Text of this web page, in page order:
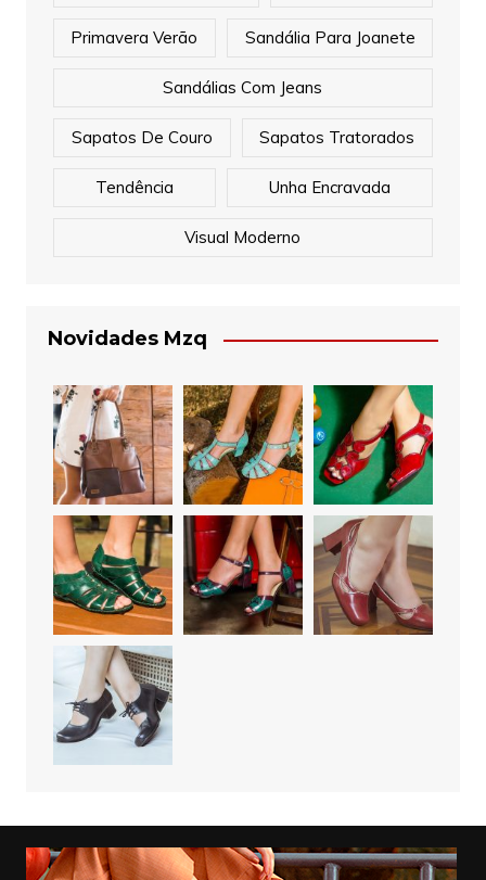
Primavera Verão Sandália Para Joanete
Sandálias Com Jeans
Sapatos De Couro Sapatos Tratorados
Tendência Unha Encravada
Visual Moderno
Novidades Mzq